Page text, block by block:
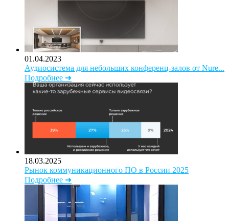
01.04.2023
Аудиосистема для небольших конференц-залов от Nure...
Подробнее ➜
18.03.2025
Рынок коммуникационного ПО в России 2025
Подробнее ➜